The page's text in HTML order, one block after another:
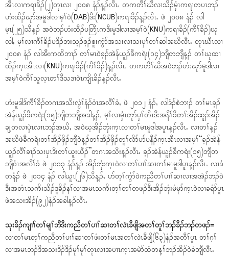
အီၤလၢကရၢခိၣ်(၂)တုၤလၢ ၂၀၀၈ နံၣ်န့ၣ်လီၤႉ တကတီၢ်ဃီလၢသိၣ်မှံၤကရၢတပၤဘၣ်
ဟံးထီၣ်ဃုာ်အမူဒါလၢမ့ၢ်၀ဲ(DAB)ဒီး(NCUB)ကရၢခိၣ်န့ၣ်လီၤႉ ဖဲ ၂၀၀၈ နံၣ် လါ
မ့ၤ(၂၅)သီန့ၣ် အ၀ဲဘၣ်ဟံးထီၣ်ပတြီၤကဒီးမူဒါလၢအမ့ၢ်၀ဲ(KNU)ကရၢခိၣ်(ကီၢ်ခိၣ်)ဃု
လါႇ မ့ၢ်လၢကီၢ်ခိၣ်ပဒိၣ်ဘးသ့ၣ်စ့ၣ်စူးကွံာ်အသးလၢသးၦၢ်တၢ်ဆါအဃိလီၤႉ တုၤဃီၤလၢ
၂၀၀၈ နံၣ် လါအီးကထိဘၢၣ် တၢ်မၤ၀ဲခ့ၣ်အဲန်ယူၣ်ခီကရဲး(၁၄)ဘျီတဘျီန့ၣ် တၢ်ဃုထၢ
ထီၣ်က့ၤအီၤလၢ(KNU)ကရၢခိၣ်(ကီၢ်ခိၣ်)န့ၣ်လီၤႉ တကတီၢ်ဃီအ၀ဲဘၣ်ဟံးဃုာ်မူဒါလၢ
အမ့ၢ်၀ဲကီၢ်သူလ့ၤတၢ်ဒီသဒၢ၀ဲၤကျိၤခိၣ်န့ၣ်လီၤႉ
ဟံးမူဒါဒ်ကီၢ်ခိၣ်တဂၤအသိးလွံၢ်နံၣ်၀ံၤအလီၢ်ခံႇ ဖဲ ၂၀၁၂ နံၣ်ႇ လါဒံၣ်စဲဘၢၣ် တၢ်မၤခ့ၣ်
အဲန်ယူၣ်ခီကရဲး(၁၅)ဘျီတဘျီအခါန့ၣ်ႇ မ့ၢ်လၢမှံၤတုာ်ၦၢ်တီၤဒီးအနီၢ်ခိတၢ်အိၣ်ဆူၣ်အိၣ်
ချ့တလၢၦဲၤလၢၤဘၣ်အဃိႇ အ၀ဲဃ့အိၣ်ဘှံးက့ၤလၢတၢ်မၤမူဒါအပူၤန့ၣ်လီၤႉ လၢတၢ်န့ၣ်
အဃိဖဲခီကရဲးတၢ်အိၣ်ဖှိၣ်ဘျီ၀ဲန့ၣ်တၢ်အိၣ်ဖှိၣ်တူၢ်လိာ်ပာ်ပနီၣ်က့ၤအီၤလၢအမ့ၢ်“ခ့ၣ်အဲန်
ယူၣ်လီၢ်ခၢၣ်သးၦၤဒိးတၢ်ယူးယီၣ်”တဂၤအသိးန့ၣ်လီၤႉ ခ့ၣ်အဲန်ယူၣ်ခီကရဲး(၁၅)ဘျီတ
ဘျီ၀ံၤအလီၢ်ခံ ဖဲ ၂၀၁၃ နံၣ်န့ၣ် အိၣ်ဘှံးက့ၤ၀ဲလၢတၢ်ပၢၢ်ဆၢတၢ်မၤမူဒါပူၤန့ၣ်လီၤႉ လၢခံ
တနံၣ် ဖဲ ၂၀၁၄ နံၣ် လါယူၤ(၂၆)သီန့ၣ်ႇ ပာ်တ့ၢ်ကွံာ်၀ဲကညီတၢ်ပၢၢ်ဆၢလၢအအဲၣ်ဘၣ်၀ဲ
ဒီးအတံၤသကိးသိၣ်ဒူခိၣ်နၢ်လၢအမၤသကိးတ့ၢ်တၢ်တဖၣ်ဒီးအိၣ်ဘှံးမံမုာ်က့ၤ၀ဲလၢခရံာ်ပူၤ
ဖဲအသးအိၣ်(၉၂)နံၣ်အခါန့ၣ်လီၤႉ
သုးခိၣ်ကျၢၢ်တၢ်မျၢ်ဘီဒီးကညီတၢ်ပၢၢ်ဆၢတၢ်လဲၤခီဖျိအတၢ်တူၢ်ဘၣ်ခီၣ်ဘၣ်တဖၣ်=
လၢတၢ်မၤတ့ၢ်ကညီတၢ်ပၢၢ်ဆၢတၢ်ဖံးတၢ်မၤအတၢ်လဲၤခီဖျိ(၆၃)နံၣ်အတီၢ်ပူၤ တၢ်ဂ့ၢ်
လၢအမၤဘၣ်ဒိအသးဒိၣ်ဒိၣ်မုၢ်မုၢ်တုၤလၢအပၢၤက့ၤအမဲာ်ထံတန့ၢ်ဘၣ်အိၣ်၀ဲခံဘျီလီၤႉ